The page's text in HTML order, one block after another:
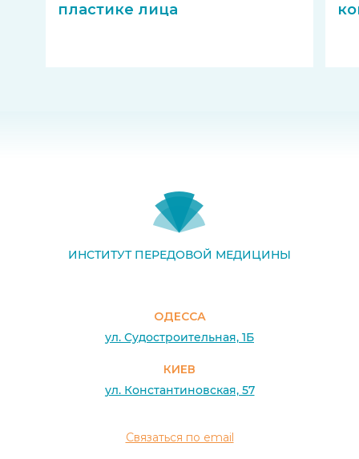
пластике лица
ИНСТИТУТ ПЕРЕДОВОЙ МЕДИЦИНЫ
ОДЕССА
ул. Судостроительная, 1Б
КИЕВ
ул. Константиновская, 57
Связаться по email